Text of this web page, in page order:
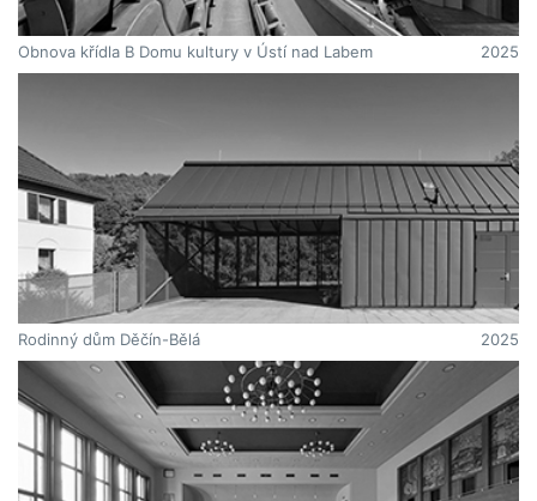
Obnova křídla B Domu kultury v Ústí nad Labem 2025
Rodinný dům Děčín-Bělá 2025